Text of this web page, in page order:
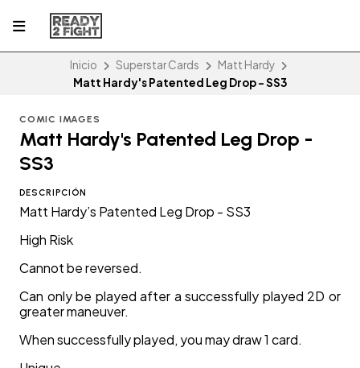
Inicio Superstar Cards
Matt Hardy
Matt Hardy's Patented Leg Drop - SS3
COMIC IMAGES
Matt Hardy's Patented Leg Drop -
SS3
DESCRIPCIÓN
Matt Hardy’s Patented Leg Drop - SS3
High Risk
Cannot be reversed.
Can only be played after a successfully played 2D or
greater maneuver.
When successfully played, you may draw 1 card.